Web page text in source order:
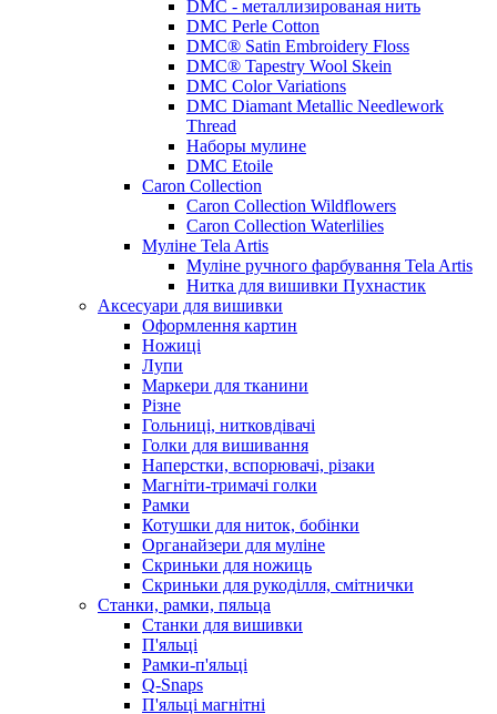
DMC - металлизированая нить
DMC Perle Cotton
DMC® Satin Embroidery Floss
DMC® Tapestry Wool Skein
DMC Color Variations
DMC Diamant Metallic Needlework
Thread
Наборы мулине
DMC Etoile
Caron Collection
Caron Collection Wildflowers
Caron Collection Waterlilies
Муліне Tela Artis
Муліне ручного фарбування Tela Artis
Нитка для вишивки Пухнастик
Аксесуари для вишивки
Оформлення картин
Ножиці
Лупи
Маркери для тканини
Різне
Гольниці, нитковдівачі
Голки для вишивання
Наперстки, вспорювачі, різаки
Магніти-тримачі голки
Рамки
Котушки для ниток, бобінки
Органайзери для муліне
Скриньки для ножиць
Скриньки для рукоділля, смітнички
Станки, рамки, пяльца
Станки для вишивки
П'яльці
Рамки-п'яльці
Q-Snaps
П'яльці магнітні